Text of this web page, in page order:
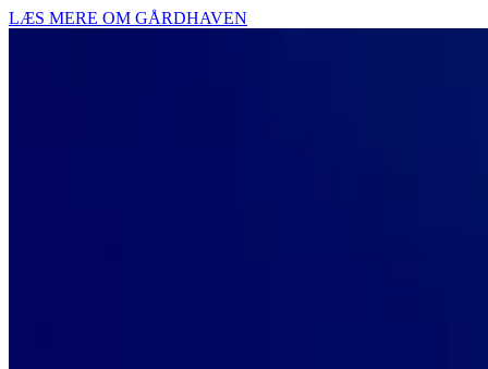
LÆS MERE OM GÅRDHAVEN